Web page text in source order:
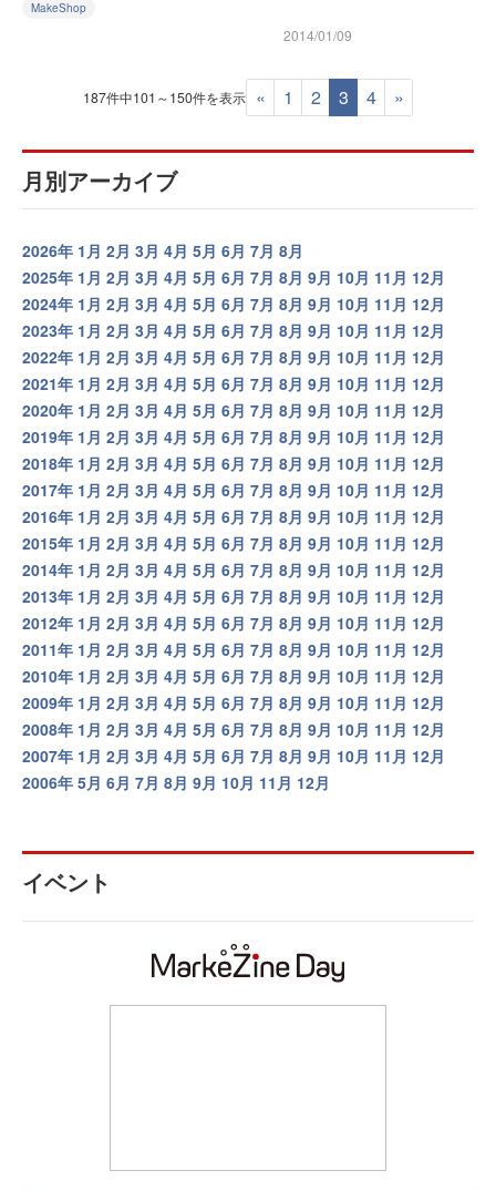
MakeShop
2014/01/09
187件中101～150件を表示 « 1 2 3 4 »
月別アーカイブ
2026年 1月 2月 3月 4月 5月 6月 7月 8月
2025年 1月 2月 3月 4月 5月 6月 7月 8月 9月 10月 11月 12月
2024年 1月 2月 3月 4月 5月 6月 7月 8月 9月 10月 11月 12月
2023年 1月 2月 3月 4月 5月 6月 7月 8月 9月 10月 11月 12月
2022年 1月 2月 3月 4月 5月 6月 7月 8月 9月 10月 11月 12月
2021年 1月 2月 3月 4月 5月 6月 7月 8月 9月 10月 11月 12月
2020年 1月 2月 3月 4月 5月 6月 7月 8月 9月 10月 11月 12月
2019年 1月 2月 3月 4月 5月 6月 7月 8月 9月 10月 11月 12月
2018年 1月 2月 3月 4月 5月 6月 7月 8月 9月 10月 11月 12月
2017年 1月 2月 3月 4月 5月 6月 7月 8月 9月 10月 11月 12月
2016年 1月 2月 3月 4月 5月 6月 7月 8月 9月 10月 11月 12月
2015年 1月 2月 3月 4月 5月 6月 7月 8月 9月 10月 11月 12月
2014年 1月 2月 3月 4月 5月 6月 7月 8月 9月 10月 11月 12月
2013年 1月 2月 3月 4月 5月 6月 7月 8月 9月 10月 11月 12月
2012年 1月 2月 3月 4月 5月 6月 7月 8月 9月 10月 11月 12月
2011年 1月 2月 3月 4月 5月 6月 7月 8月 9月 10月 11月 12月
2010年 1月 2月 3月 4月 5月 6月 7月 8月 9月 10月 11月 12月
2009年 1月 2月 3月 4月 5月 6月 7月 8月 9月 10月 11月 12月
2008年 1月 2月 3月 4月 5月 6月 7月 8月 9月 10月 11月 12月
2007年 1月 2月 3月 4月 5月 6月 7月 8月 9月 10月 11月 12月
2006年 5月 6月 7月 8月 9月 10月 11月 12月
イベント